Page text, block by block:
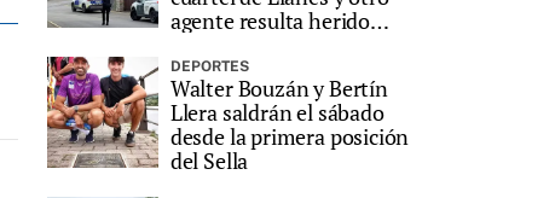
agente resulta herido
DEPORTES
Walter Bouzán y Bertín
Llera saldrán el sábado
desde la primera posición
del Sella